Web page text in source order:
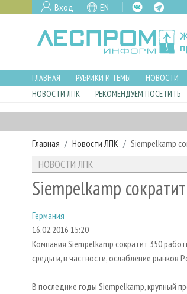
Вход EN
ГЛАВНАЯ РУБРИКИ И ТЕМЫ НОВОСТИ
НОВОСТИ ЛПК
РЕКОМЕНДУЕМ ПОСЕТИТЬ
Главная Новости ЛПК Siempelkamp
НОВОСТИ ЛПК
Siempelkamp
Германия
16.02.2016 15:20
Компания Siempelkamp сократит 350
среды и, в частности, ослабление рынков
В последние годы Siempelkamp, крупный